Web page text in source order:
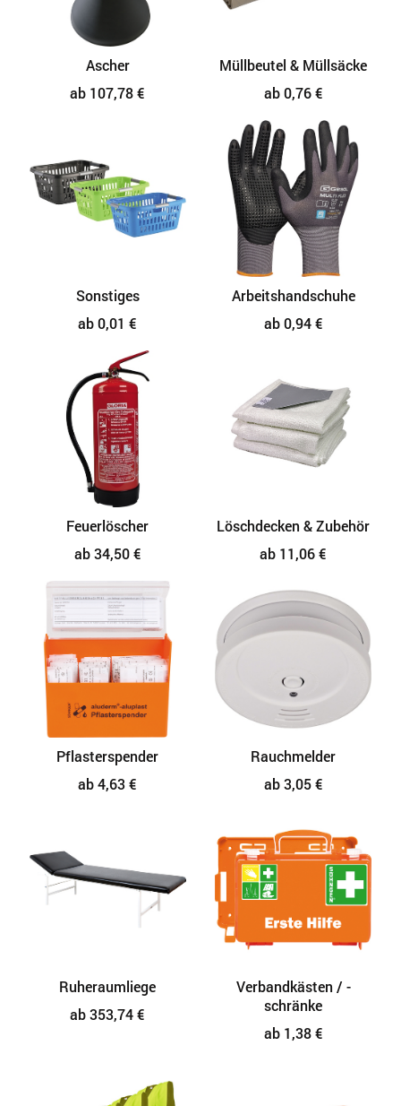
Ascher
ab 107,78 €
Müllbeutel & Müllsäcke
ab 0,76 €
Sonstiges
ab 0,01 €
Arbeitshandschuhe
ab 0,94 €
Feuerlöscher
ab 34,50 €
Löschdecken & Zubehör
ab 11,06 €
Pflasterspender
ab 4,63 €
Rauchmelder
ab 3,05 €
Ruheraumliege
ab 353,74 €
Verbandkästen / -
schränke
ab 1,38 €